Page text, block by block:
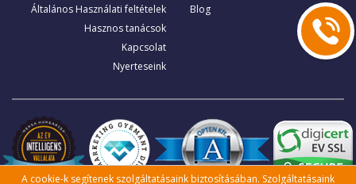
Általános Használati feltételek
Hasznos tanácsok
Kapcsolat
Nyerteseink
Blog
A cookie-k segítenek szolgáltatásaink biztosításában. Szolgáltatásaink